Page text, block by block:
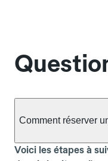
Comment réserver
Voici les étapes à